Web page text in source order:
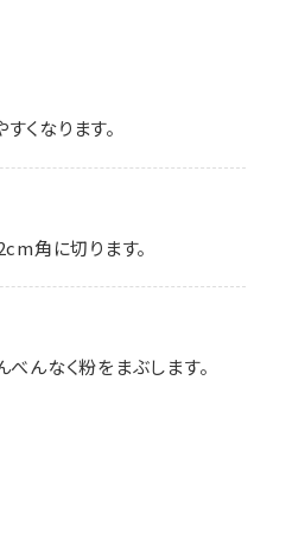
くなります。
角に切ります。
んなく粉をまぶします。